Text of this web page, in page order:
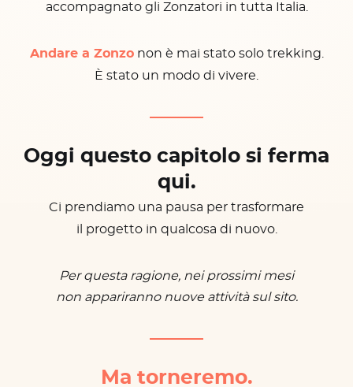
accompagnato gli Zonzatori in tutta Italia.
Andare a Zonzonon è mai stato solo trekking.
È stato un modo di vivere.
Oggi questo capitolo si ferma
qui.
Ci prendiamo una pausa per trasformare
il progetto in qualcosa di nuovo.
Per questa ragione, nei prossimi mesi
non appariranno nuove attività sul sito.
Ma torneremo.